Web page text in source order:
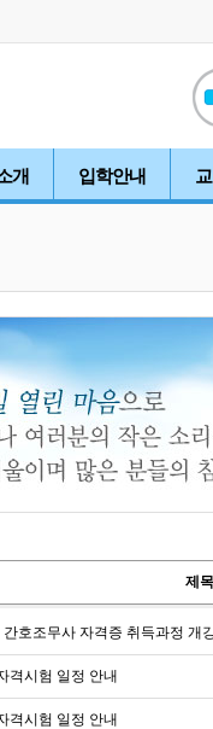
개 입학안내
제목
호조무사 자격증 취득과정 개
격시험 일정 안내
격시험 일정 안내